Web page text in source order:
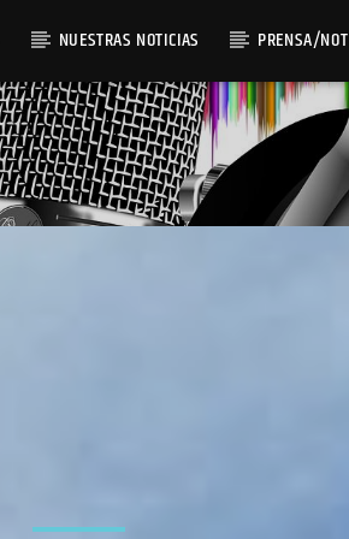
NUESTRAS NOTICIAS PRENSA/